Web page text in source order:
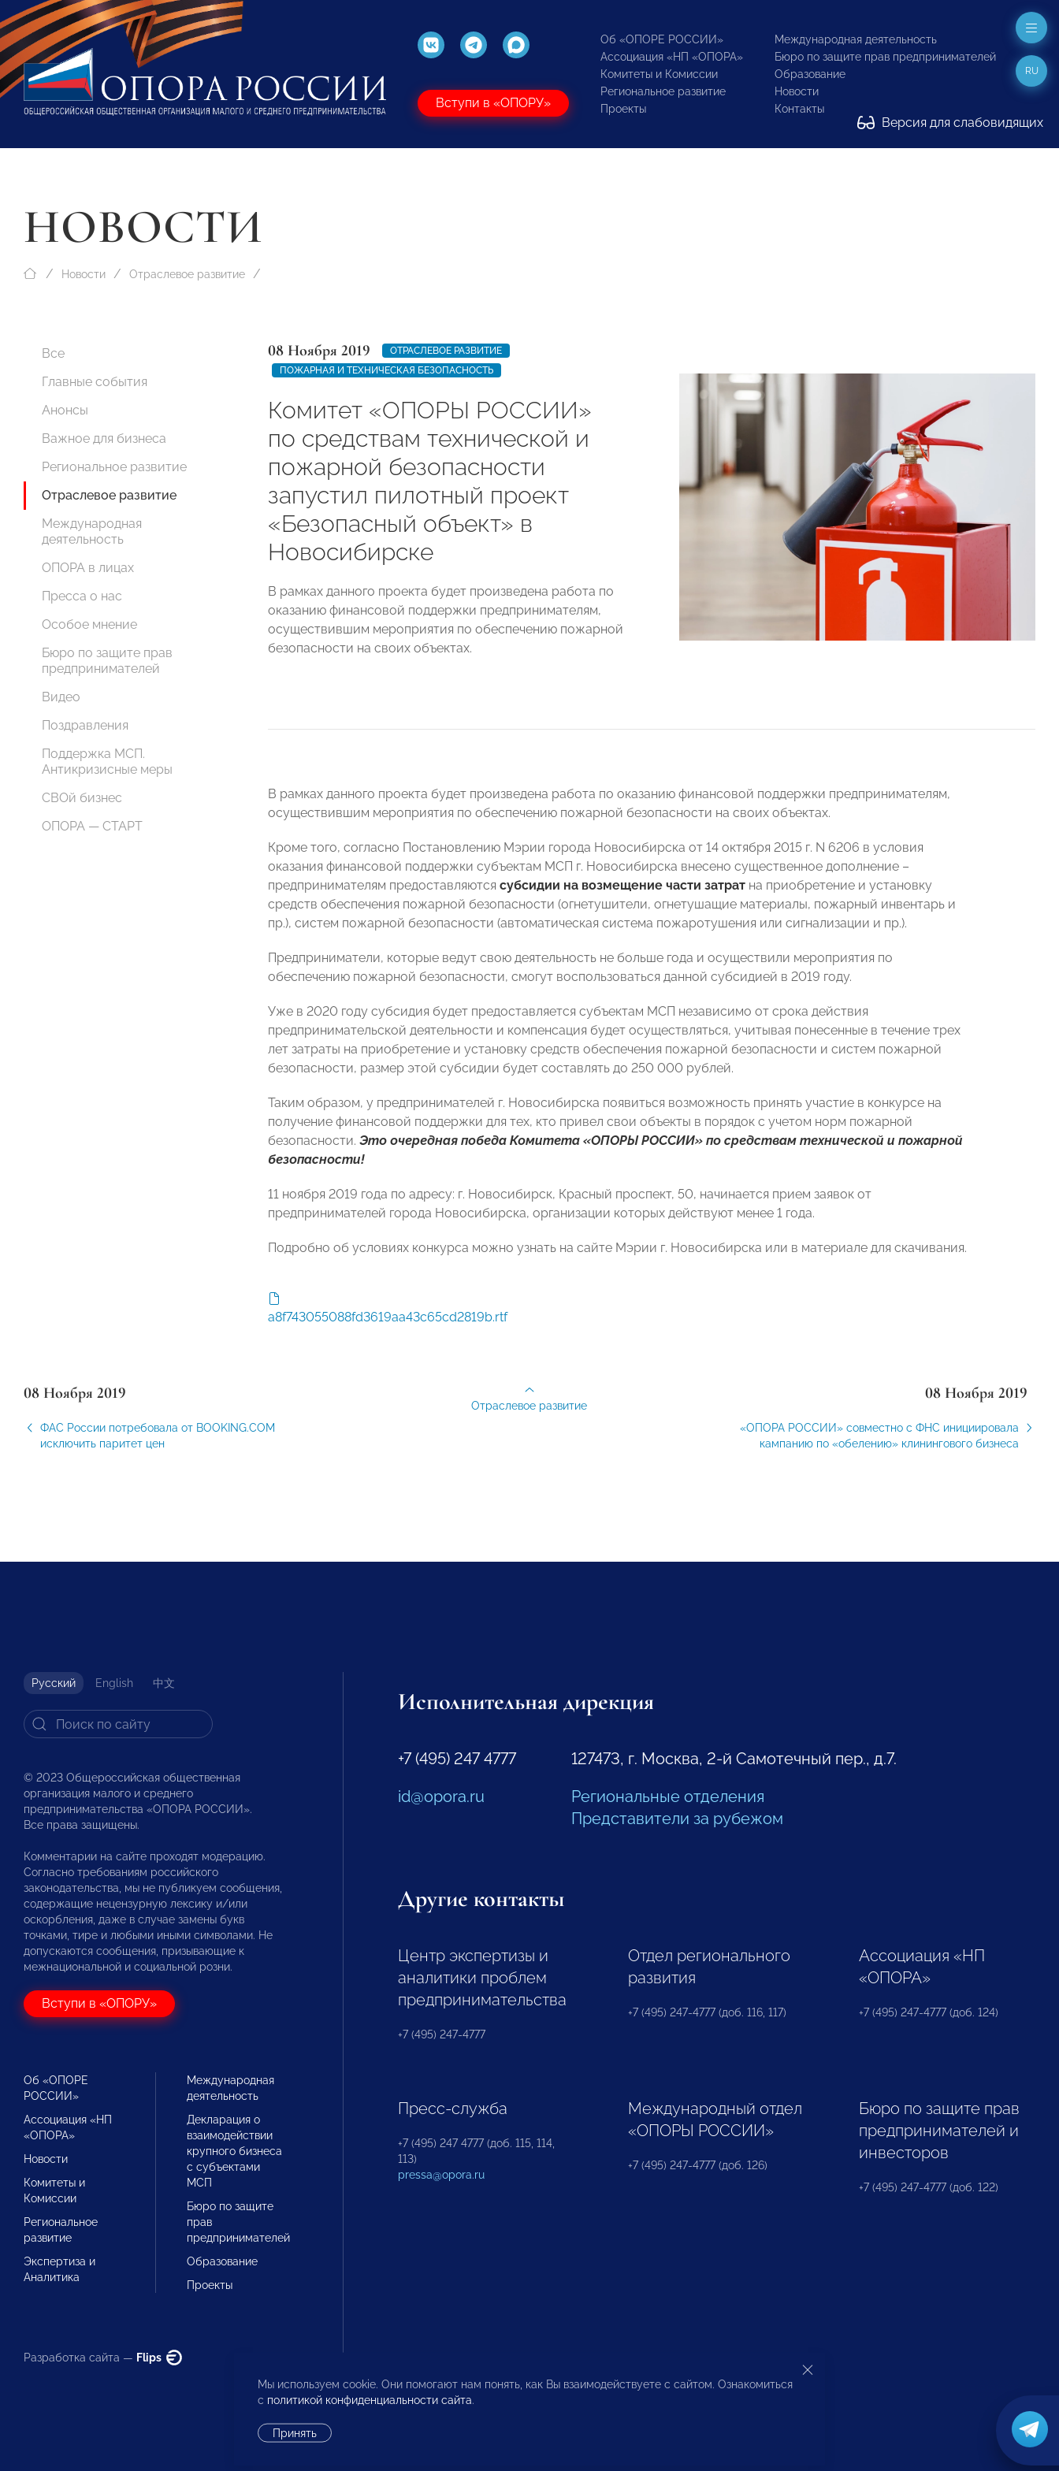
Вступи в «ОПОРУ»
Об «ОПОРЕ РОССИИ»
Ассоциация «НП «ОПОРА»
Комитеты и Комиссии
Региональное развитие
Проекты
Международная деятельность
Бюро по защите прав предпринимателей
Образование
Новости
Контакты
Версия для слабовидящих
RU
НОВОСТИ
Новости Отраслевое развитие
Все
Главные события
Анонсы
Важное для бизнеса
Региональное развитие
Отраслевое развитие
Международная
деятельность
ОПОРА в лицах
Пресса о нас
Особое мнение
Бюро по защите прав
предпринимателей
Видео
Поздравления
Поддержка МСП.
Антикризисные меры
СВОй бизнес
ОПОРА — СТАРТ
08 Ноября 2019
ОТРАСЛЕВОЕ РАЗВИТИЕ
ПОЖАРНАЯ И ТЕХНИЧЕСКАЯ БЕЗОПАСНОСТЬ
Комитет «ОПОРЫ РОССИИ»
по средствам технической и
пожарной безопасности
запустил пилотный проект
«Безопасный объект» в
Новосибирске
В рамках данного проекта будет произведена работа по
оказанию финансовой поддержки предпринимателям,
осуществившим мероприятия по обеспечению пожарной
безопасности на своих объектах.
В рамках данного проекта будет произведена работа по оказанию финансовой поддержки предпринимателям,
осуществившим мероприятия по обеспечению пожарной безопасности на своих объектах.
Кроме того, согласно Постановлению Мэрии города Новосибирска от 14 октября 2015 г. N 6206 в условия
оказания финансовой поддержки субъектам МСП г. Новосибирска внесено существенное дополнение –
предпринимателям предоставляются субсидии на возмещение части затрат на приобретение и установку
средств обеспечения пожарной безопасности (огнетушители, огнетушащие материалы, пожарный инвентарь и
пр.), систем пожарной безопасности (автоматическая система пожаротушения или сигнализации и пр.).
Предприниматели, которые ведут свою деятельность не больше года и осуществили мероприятия по
обеспечению пожарной безопасности, смогут воспользоваться данной субсидией в 2019 году.
Уже в 2020 году субсидия будет предоставляется субъектам МСП независимо от срока действия
предпринимательской деятельности и компенсация будет осуществляться, учитывая понесенные в течение трех
лет затраты на приобретение и установку средств обеспечения пожарной безопасности и систем пожарной
безопасности, размер этой субсидии будет составлять до 250 000 рублей.
Таким образом, у предпринимателей г. Новосибирска появиться возможность принять участие в конкурсе на
получение финансовой поддержки для тех, кто привел свои объекты в порядок с учетом норм пожарной
безопасности. Это очередная победа Комитета «ОПОРЫ РОССИИ» по средствам технической и пожарной
безопасности!
11 ноября 2019 года по адресу: г. Новосибирск, Красный проспект, 50, начинается прием заявок от
предпринимателей города Новосибирска, организации которых действуют менее 1 года.
Подробно об условиях конкурса можно узнать на сайте Мэрии г. Новосибирска или в материале для скачивания.
a8f743055088fd3619aa43c65cd2819b.rtf
08 Ноября 2019
ФАС России потребовала от BOOKING.COM
исключить паритет цен
08 Ноября 2019
«ОПОРА РОССИИ» совместно с ФНС инициировала
кампанию по «обелению» клинингового бизнеса
Отраслевое развитие
Русский English 中文
© 2023 Общероссийская общественная
организация малого и среднего
предпринимательства «ОПОРА РОССИИ».
Все права защищены.
Комментарии на сайте проходят модерацию.
Согласно требованиям российского
законодательства, мы не публикуем сообщения,
содержащие нецензурную лексику и/или
оскорбления, даже в случае замены букв
точками, тире и любыми иными символами. Не
допускаются сообщения, призывающие к
межнациональной и социальной розни.
Вступи в «ОПОРУ»
Об «ОПОРЕ
РОССИИ»
Ассоциация «НП
«ОПОРА»
Новости
Комитеты и
Комиссии
Региональное
развитие
Экспертиза и
Аналитика
Международная
деятельность
Декларация о
взаимодействии
крупного бизнеса
с субъектами
МСП
Бюро по защите
прав
предпринимателей
Образование
Проекты
Разработка сайта — Flips
Исполнительная дирекция
+7 (495) 247 4777
id@opora.ru
127473, г. Москва, 2-й Самотечный пер., д.7.
Региональные отделения
Представители за рубежом
Другие контакты
Центр экспертизы и
аналитики проблем
предпринимательства
+7 (495) 247-4777
Отдел регионального
развития
+7 (495) 247-4777 (доб. 116, 117)
Ассоциация «НП
«ОПОРА»
+7 (495) 247-4777 (доб. 124)
Пресс-служба
+7 (495) 247 4777 (доб. 115, 114,
113)
pressa@opora.ru
Международный отдел
«ОПОРЫ РОССИИ»
+7 (495) 247-4777 (доб. 126)
Бюро по защите прав
предпринимателей и
инвесторов
+7 (495) 247-4777 (доб. 122)
Мы используем cookie. Они помогают нам понять, как Вы взаимодействуете с сайтом. Ознакомиться
с политикой конфиденциальности сайта.
Принять